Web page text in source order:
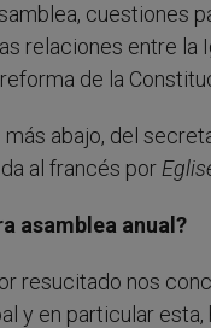
cuestiones
relaciones entre
de la
abajo, del
al francés por
asamblea anual?
resucitado nos
y en particular